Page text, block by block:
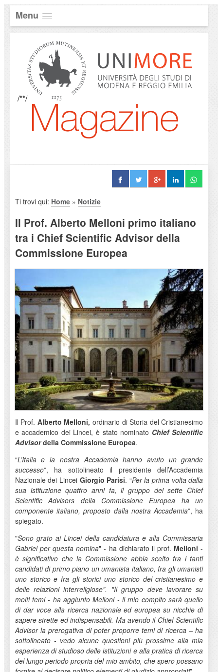
Menu
/**/
Ti trovi qui: Home» Notizie
Il Prof. Alberto Melloni primo italiano
tra i Chief Scientific Advisor della
Commissione Europea
Il Prof. Alberto Melloni, ordinario di Storia del Cristianesimo
e accademico dei Lincei, è stato nominato Chief Scientific
Advisordella Commissione Europea.
“L’Italia e la nostra Accademia hanno avuto un grande
successo”, ha sottolineato il presidente dell’Accademia
Nazionale dei Lincei Giorgio Parisi. “Per la prima volta dalla
sua istituzione quattro anni fa, il gruppo dei sette Chief
Scientific Advisors della Commissione Europea ha un
componente italiano, proposto dalla nostra Accademia”, ha
spiegato.
"Sono grato ai Lincei della candidatura e alla Commissaria
Gabriel per questa nomina" - ha dichiarato il prof. Melloni-
è significativo che la Commissione abbia scelto fra i tanti
candidati di primo piano un umanista italiano, fra gli umanisti
uno storico e fra gli storici uno storico del cristianesimo e
delle relazioni interreligiose". "Il gruppo deve lavorare su
molti temi - ha aggiunto Melloni - il mio compito sarà quello
di dar voce alla ricerca nazionale ed europea su nicchie di
sapere strette ed indispensabili. Ma avendo il Chief Scientific
Advisor la prerogativa di poter proporre temi di ricerca – ha
sottolineato - vedo alcune questioni più prossime alla mia
esperienza di studioso delle istituzioni e alla pratica di ricerca
del lungo periodo propria del mio ambito, che spero possano